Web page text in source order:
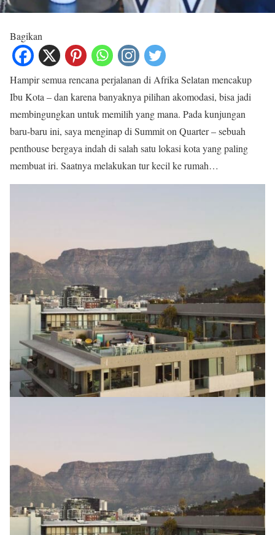
Bagikan
Hampir semua rencana perjalanan di Afrika Selatan mencakup
Ibu Kota – dan karena banyaknya pilihan akomodasi, bisa jadi
membingungkan untuk memilih yang mana. Pada kunjungan
baru-baru ini, saya menginap di Summit on Quarter – sebuah
penthouse bergaya indah di salah satu lokasi kota yang paling
membuat iri. Saatnya melakukan tur kecil ke rumah…